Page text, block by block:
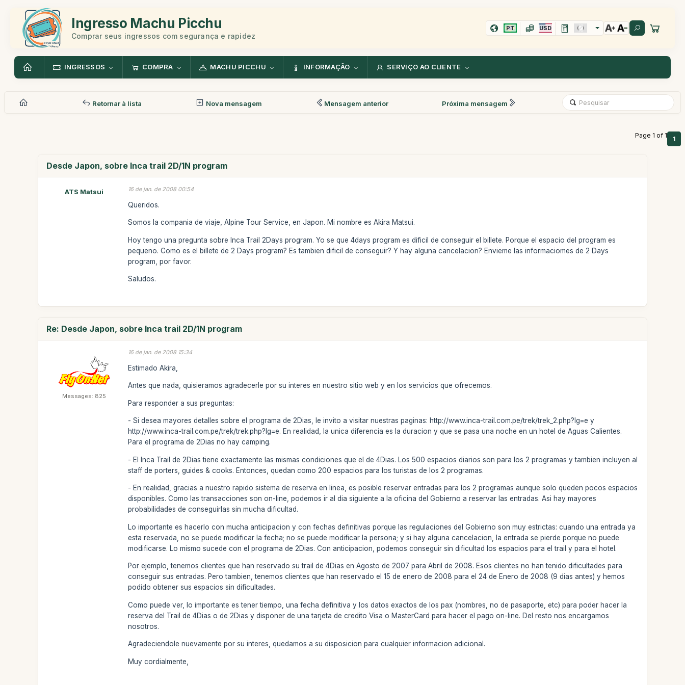
Ingresso Machu Picchu
Comprar seus ingressos com segurança e rapidez
PT USD
INGRESSOS COMPRA MACHU PICCHU INFORMAÇÃO SERVIÇO AO CLIENTE
Retornar à lista Nova mensagem Mensagem anterior Próxima mensagem
Page 1 of 1 1
Desde Japon, sobre Inca trail 2D/1N program
ATS Matsui 16 de jan. de 2008 00:54
Queridos.
Somos la compania de viaje, Alpine Tour Service, en Japon. Mi nombre es Akira Matsui.
Hoy tengo una pregunta sobre Inca Trail 2Days program. Yo se que 4days program es dificil de conseguir el billete. Porque el espacio del program es
pequeno. Como es el billete de 2 Days program? Es tambien dificil de conseguir? Y hay alguna cancelacion? Envieme las informaciomes de 2 Days
program, por favor.
Saludos.
Re: Desde Japon, sobre Inca trail 2D/1N program
Messages: 825
16 de jan. de 2008 15:34
Estimado Akira,
Antes que nada, quisieramos agradecerle por su interes en nuestro sitio web y en los servicios que ofrecemos.
Para responder a sus preguntas:
- Si desea mayores detalles sobre el programa de 2Dias, le invito a visitar nuestras paginas: http://www.inca-trail.com.pe/trek/trek_2.php?lg=e y
http://www.inca-trail.com.pe/trek/trek.php?lg=e. En realidad, la unica diferencia es la duracion y que se pasa una noche en un hotel de Aguas Calientes.
Para el programa de 2Dias no hay camping.
- El Inca Trail de 2Dias tiene exactamente las mismas condiciones que el de 4Dias. Los 500 espacios diarios son para los 2 programas y tambien incluyen al
staff de porters, guides & cooks. Entonces, quedan como 200 espacios para los turistas de los 2 programas.
- En realidad, gracias a nuestro rapido sistema de reserva en linea, es posible reservar entradas para los 2 programas aunque solo queden pocos espacios
disponibles. Como las transacciones son on-line, podemos ir al dia siguiente a la oficina del Gobierno a reservar las entradas. Asi hay mayores
probabilidades de conseguirlas sin mucha dificultad.
Lo importante es hacerlo con mucha anticipacion y con fechas definitivas porque las regulaciones del Gobierno son muy estrictas: cuando una entrada ya
esta reservada, no se puede modificar la fecha; no se puede modificar la persona; y si hay alguna cancelacion, la entrada se pierde porque no puede
modificarse. Lo mismo sucede con el programa de 2Dias. Con anticipacion, podemos conseguir sin dificultad los espacios para el trail y para el hotel.
Por ejemplo, tenemos clientes que han reservado su trail de 4Dias en Agosto de 2007 para Abril de 2008. Esos clientes no han tenido dificultades para
conseguir sus entradas. Pero tambien, tenemos clientes que han reservado el 15 de enero de 2008 para el 24 de Enero de 2008 (9 dias antes) y hemos
podido obtener sus espacios sin dificultades.
Como puede ver, lo importante es tener tiempo, una fecha definitiva y los datos exactos de los pax (nombres, no de pasaporte, etc) para poder hacer la
reserva del Trail de 4Dias o de 2Dias y disponer de una tarjeta de credito Visa o MasterCard para hacer el pago on-line. Del resto nos encargamos
nosotros.
Agradeciendole nuevamente por su interes, quedamos a su disposicion para cualquier informacion adicional.
Muy cordialmente,